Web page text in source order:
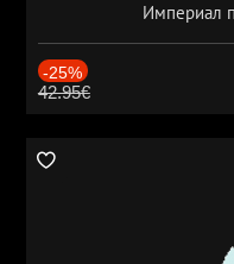
Империал
-25%
42.95€